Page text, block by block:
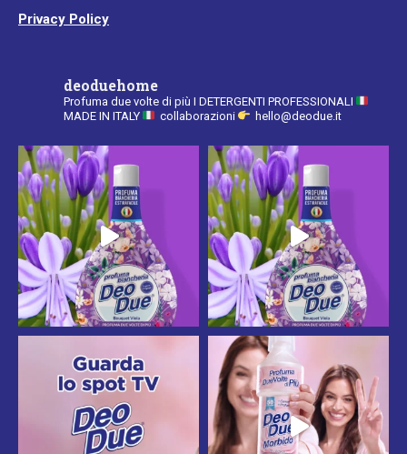
Privacy Policy
deoduehome
Profuma due volte di più I DETERGENTI PROFESSIONALI
MADE IN ITALY
collaborazioni hello@deodue.it